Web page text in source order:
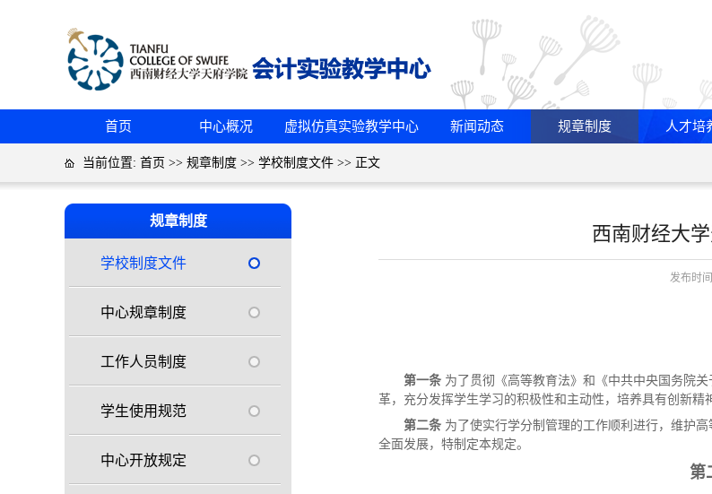
首页 中心概况 虚拟仿真实验教学中心 新闻动态 规章制度 人才培
当前位置: 首页 >> 规章制度 >> 学校制度文件 >> 正文
规章制度
学校制度文件
中心规章制度
工作人员制度
学生使用规范
中心开放规定
西南财经大
发布时
第一条 为了贯彻《高等教育法》和《中共中央国务院
革，充分发挥学生学习的积极性和主动性，培养具有创新精
第二条 为了使实行学分制管理的工作顺利进行，维护
全面发展，特制定本规定。
第